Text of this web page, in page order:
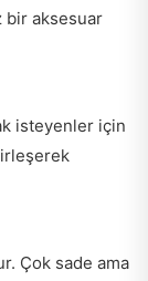
bir aksesuar
isteyenler için
Çok sade ama